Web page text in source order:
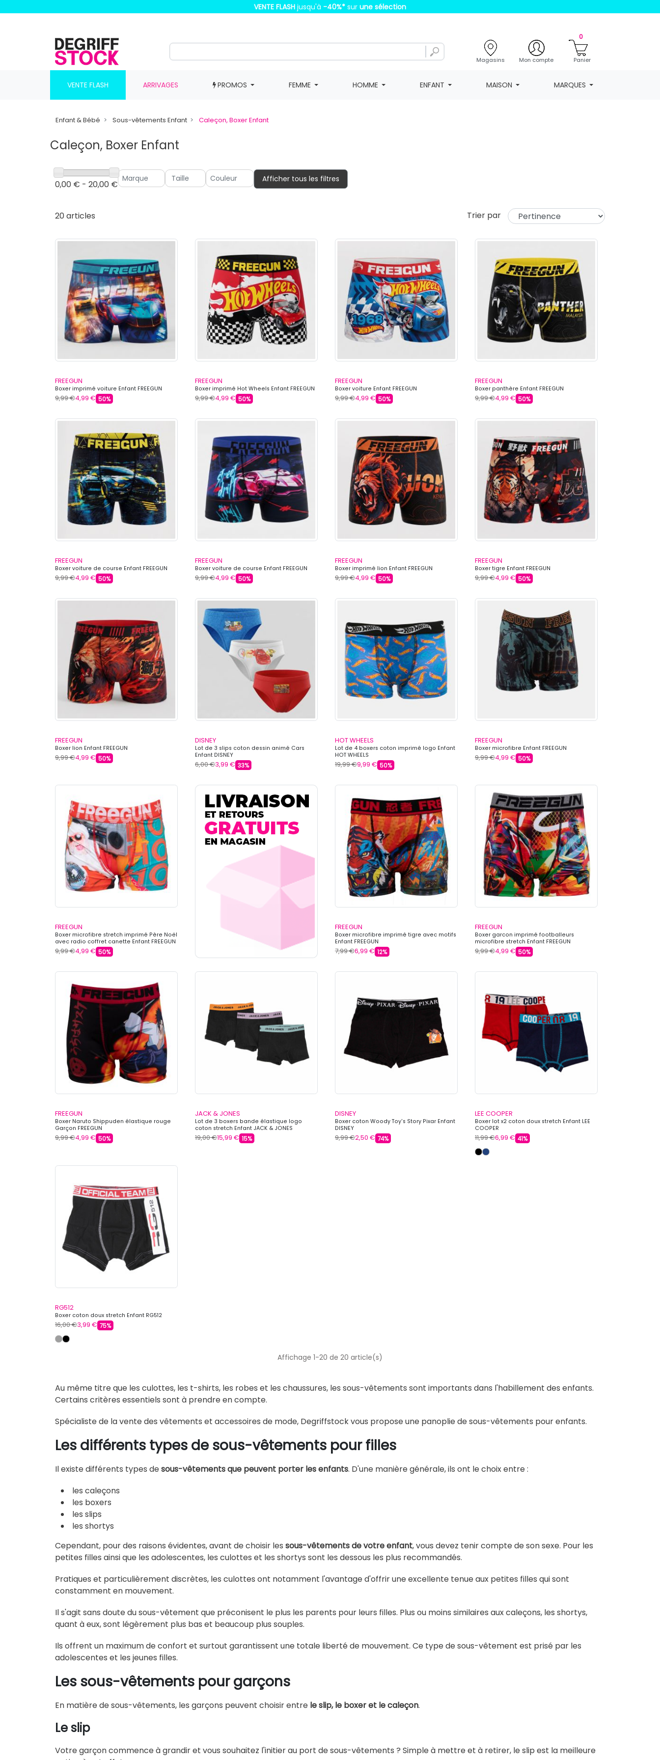
VENTE FLASH jusqu'à -40%* sur une sélection
Magasins Mon compte
0
Panier
VENTE FLASH ARRIVAGES PROMOS FEMME HOMME ENFANT MAISON MARQUES
Enfant & Bébé Sous-vêtements Enfant Caleçon, Boxer Enfant
Caleçon, Boxer Enfant
0,00 € - 20,00 €
Afficher tous les filtres
20 articles Trier par
FREEGUN
Boxer imprimé voiture Enfant FREEGUN
9,99 €4,99 € 50%
FREEGUN
Boxer imprimé Hot Wheels Enfant FREEGUN
9,99 €4,99 € 50%
FREEGUN
Boxer voiture Enfant FREEGUN
9,99 €4,99 € 50%
FREEGUN
Boxer panthère Enfant FREEGUN
9,99 €4,99 € 50%
FREEGUN
Boxer voiture de course Enfant FREEGUN
9,99 €4,99 € 50%
FREEGUN
Boxer voiture de course Enfant FREEGUN
9,99 €4,99 € 50%
FREEGUN
Boxer imprimé lion Enfant FREEGUN
9,99 €4,99 € 50%
FREEGUN
Boxer tigre Enfant FREEGUN
9,99 €4,99 € 50%
FREEGUN
Boxer lion Enfant FREEGUN
9,99 €4,99 € 50%
DISNEY
Lot de 3 slips coton dessin animé Cars
Enfant DISNEY
6,00 €3,99 € 33%
HOT WHEELS
Lot de 4 boxers coton imprimé logo Enfant
HOT WHEELS
19,99 €9,99 € 50%
FREEGUN
Boxer microfibre Enfant FREEGUN
9,99 €4,99 € 50%
FREEGUN
Boxer microfibre stretch imprimé Père Noël
avec radio coffret canette Enfant FREEGUN
9,99 €4,99 € 50%
FREEGUN
Boxer microfibre imprimé tigre avec motifs
Enfant FREEGUN
7,99 €6,99 € 12%
FREEGUN
Boxer garcon imprimé footballeurs
microfibre stretch Enfant FREEGUN
9,99 €4,99 € 50%
FREEGUN
Boxer Naruto Shippuden élastique rouge
Garçon FREEGUN
9,99 €4,99 € 50%
JACK & JONES
Lot de 3 boxers bande élastique logo
coton stretch Enfant JACK & JONES
19,00 €15,99 € 15%
DISNEY
Boxer coton Woody Toy's Story Pixar Enfant
DISNEY
9,99 €2,50 € 74%
LEE COOPER
Boxer lot x2 coton doux stretch Enfant LEE
COOPER
11,99 €6,99 € 41%
RG512
Boxer coton doux stretch Enfant RG512
16,00 €3,99 € 75%
Affichage 1-20 de 20 article(s)
Au même titre que les culottes, les t-shirts, les robes et les chaussures, les sous-vêtements sont importants dans l'habillement des enfants.
Certains critères essentiels sont à prendre en compte.
Spécialiste de la vente des vêtements et accessoires de mode, Degriffstock vous propose une panoplie de sous-vêtements pour enfants.
Les différents types de sous-vêtements pour filles
Il existe différents types desous-vêtements que peuvent porter les enfants. D'une manière générale, ils ont le choix entre :
les caleçons
les boxers
les slips
les shortys
Cependant, pour des raisons évidentes, avant de choisir les sous-vêtements de votre enfant, vous devez tenir compte de son sexe. Pour les
petites filles ainsi que les adolescentes, les culottes et les shortys sont les dessous les plus recommandés.
Pratiques et particulièrement discrètes, les culottes ont notamment l'avantage d'offrir une excellente tenue aux petites filles qui sont
constamment en mouvement.
Il s'agit sans doute du sous-vêtement que préconisent le plus les parents pour leurs filles. Plus ou moins similaires aux caleçons, les shortys,
quant à eux, sont légèrement plus bas et beaucoup plus souples.
Ils offrent un maximum de confort et surtout garantissent une totale liberté de mouvement. Ce type de sous-vêtement est prisé par les
adolescentes et les jeunes filles.
Les sous-vêtements pour garçons
En matière de sous-vêtements, les garçons peuvent choisir entre le slip, le boxer et le caleçon.
Le slip
Votre garçon commence à grandir et vous souhaitez l'initier au port de sous-vêtements ? Simple à mettre et à retirer, le slip est la meilleure